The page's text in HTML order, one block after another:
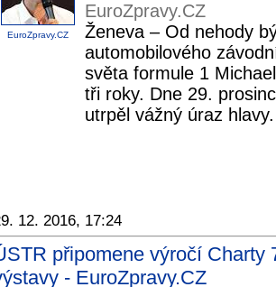
EuroZpravy.CZ
EuroZpravy.CZ
Ženeva – Od nehody
automobilového
světa formule 1
tři roky. Dne 29.
utrpěl vážný úraz
12. 2016, 17:24
připomene výročí Charty
- EuroZpravy.CZ